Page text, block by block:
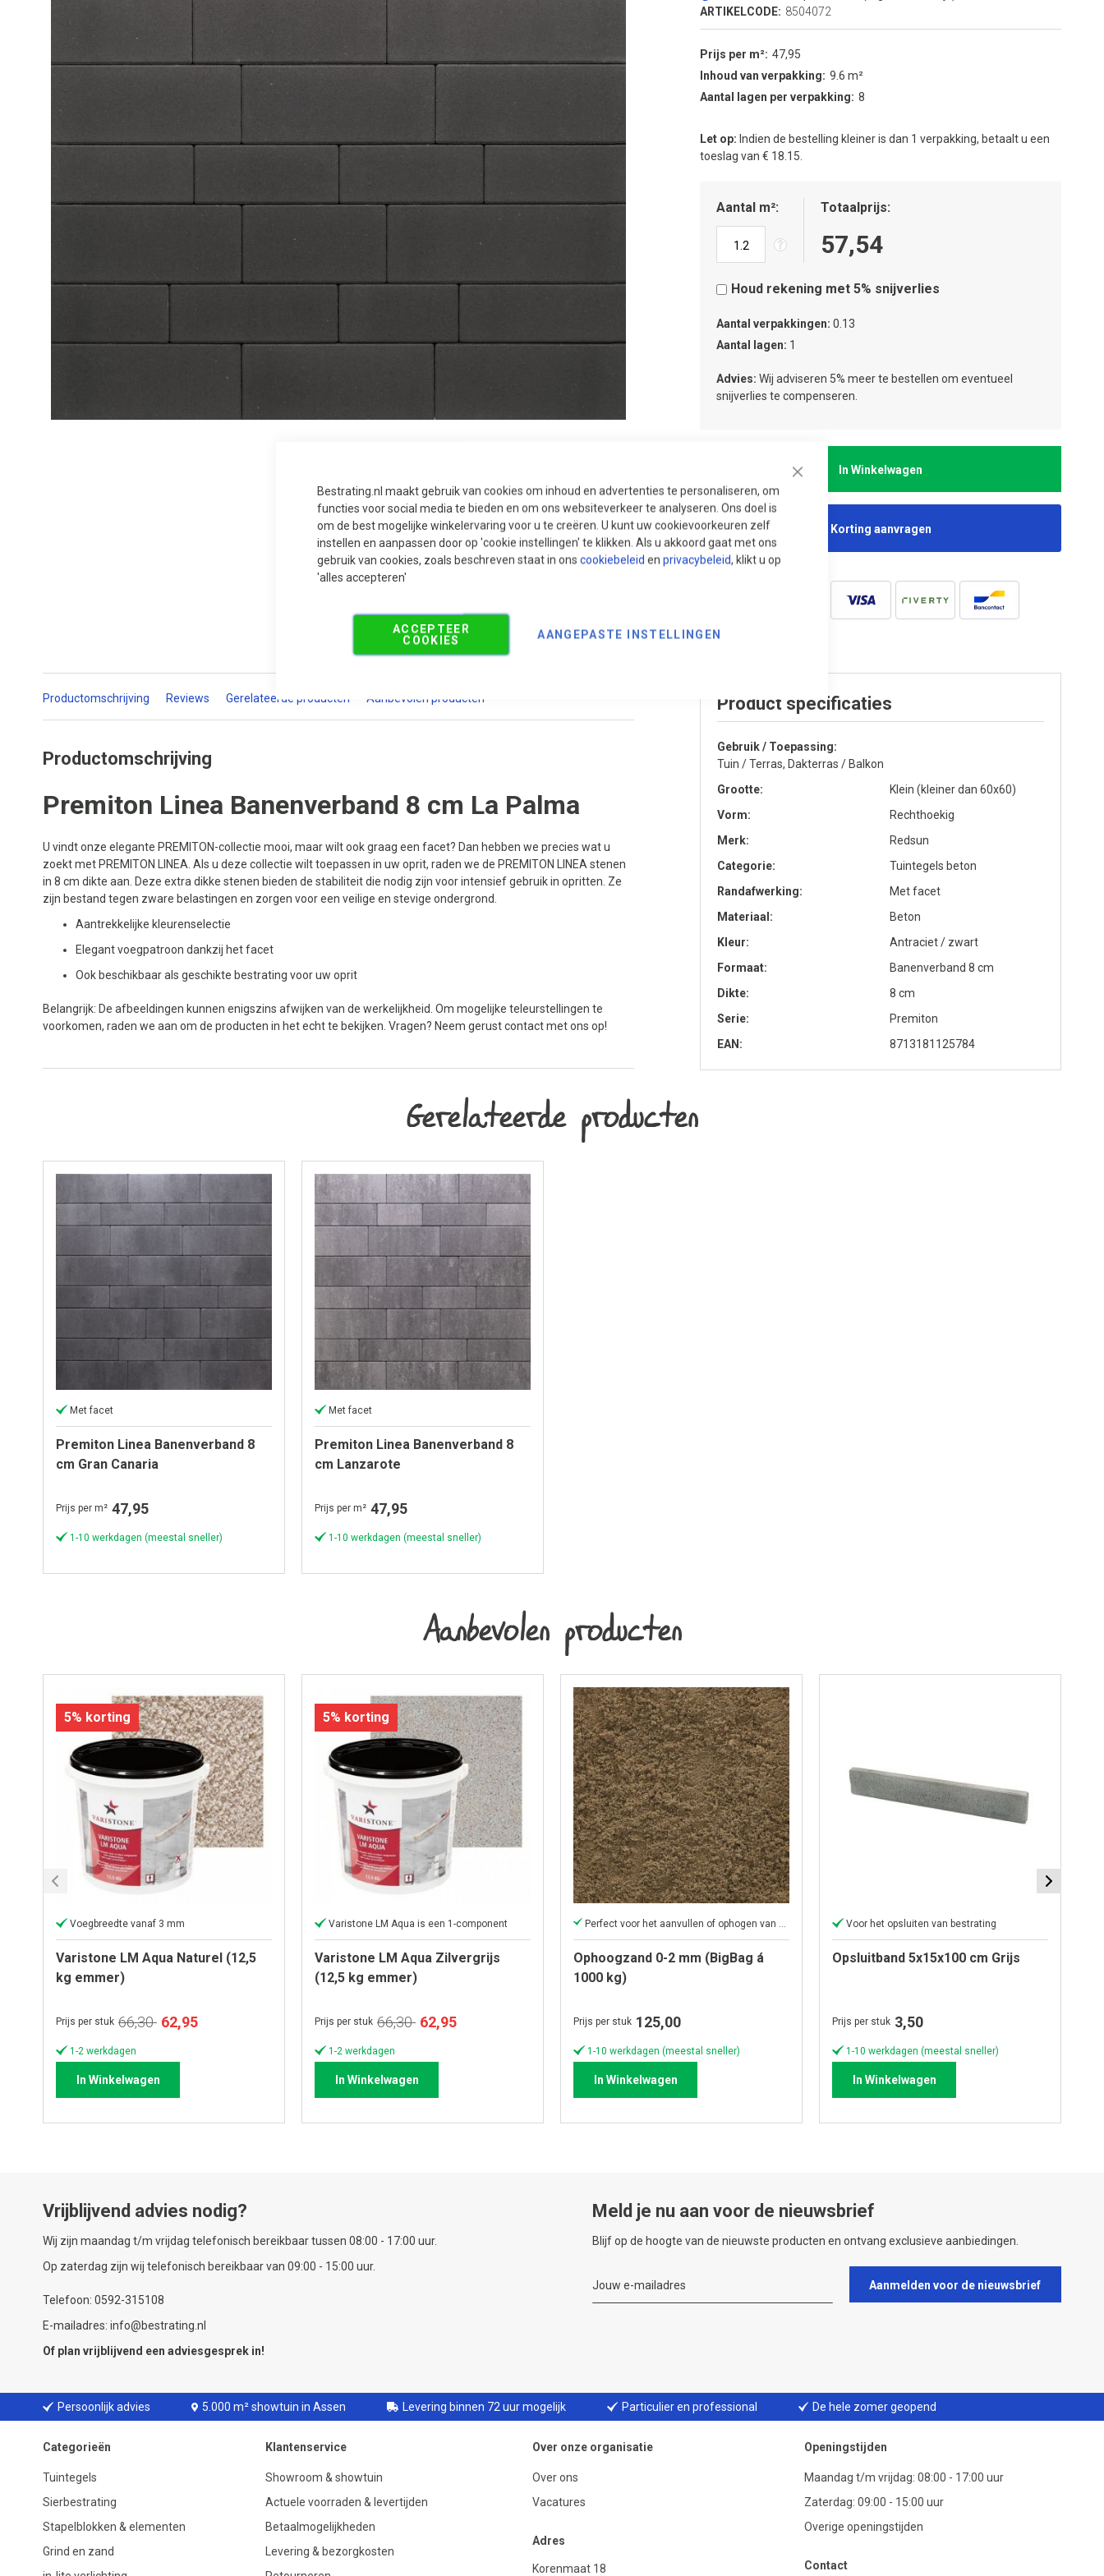
Bestrating.nl maakt gebruik van cookies om inhoud en advertenties te personaliseren, om
functies voor social media te bieden en om ons websiteverkeer te analyseren. Ons doel is
om de best mogelijke winkelervaring voor u te creëren. U kunt uw cookievoorkeuren zelf
instellen en aanpassen door op 'cookie instellingen' te klikken. Als u akkoord gaat met ons
gebruik van cookies, zoals beschreven staat in ons cookiebeleid en privacybeleid, klikt u op
'alles accepteren'
ACCEPTEER
COOKIES
AANGEPASTE INSTELLINGEN
ARTIKELCODE: 8504072
Prijs per m² 47,95
Inhoud van verpakking
9.6 m²
Aantal lagen per verpakking
8
Let op: Indien de bestelling kleiner is dan 1 verpakking, betaalt u een
toeslag van € 18.15.
Aantal m² Totaalprijs
57,54
Houd rekening met 5% snijverlies
Aantal verpakkingen 0.13
Aantal lagen 1
Advies: Wij adviseren 5% meer te bestellen om eventueel
snijverlies te compenseren.
In Winkelwagen
Korting aanvragen
Productomschrijving Reviews Gerelateerde producten Aanbevolen producten
Productomschrijving
Premiton Linea Banenverband 8 cm La Palma
U vindt onze elegante PREMITON-collectie mooi, maar wilt ook graag een facet? Dan hebben we precies wat u
zoekt met PREMITON LINEA. Als u deze collectie wilt toepassen in uw oprit, raden we de PREMITON LINEA stenen
in 8 cm dikte aan. Deze extra dikke stenen bieden de stabiliteit die nodig zijn voor intensief gebruik in opritten. Ze
zijn bestand tegen zware belastingen en zorgen voor een veilige en stevige ondergrond.
Aantrekkelijke kleurenselectie
Elegant voegpatroon dankzij het facet
Ook beschikbaar als geschikte bestrating voor uw oprit
Belangrijk: De afbeeldingen kunnen enigszins afwijken van de werkelijkheid. Om mogelijke teleurstellingen te
voorkomen, raden we aan om de producten in het echt te bekijken. Vragen? Neem gerust contact met ons op!
Product specificaties
Gebruik / Toepassing
Tuin / Terras, Dakterras / Balkon
Grootte
Klein (kleiner dan 60x60)
Vorm
Rechthoekig
Merk
Redsun
Categorie
Tuintegels beton
Randafwerking
Met facet
Materiaal
Beton
Kleur
Antraciet / zwart
Formaat
Banenverband 8 cm
Dikte
8 cm
Serie
Premiton
EAN
8713181125784
Gerelateerde producten
Met facet
Premiton Linea Banenverband 8
cm Gran Canaria
Prijs per m² 47,95
1-10 werkdagen (meestal sneller)
Met facet
Premiton Linea Banenverband 8
cm Lanzarote
Prijs per m² 47,95
1-10 werkdagen (meestal sneller)
Aanbevolen producten
5% korting
Voegbreedte vanaf 3 mm
Varistone LM Aqua Naturel (12,5
kg emmer)
Prijs per stuk 66,30 Speciale
62,95
1-2 werkdagen
In Winkelwagen
5% korting
Varistone LM Aqua is een 1-component
Varistone LM Aqua Zilvergrijs
(12,5 kg emmer)
Prijs per stuk 66,30 Speciale
62,95
1-2 werkdagen
In Winkelwagen
Ophoogzand 0-2 mm (BigBag á
1000 kg)
Prijs per stuk 125,00
1-10 werkdagen (meestal sneller)
In Winkelwagen
Voor het opsluiten van bestrating
Opsluitband 5x15x100 cm Grijs
Prijs per stuk 3,50
1-10 werkdagen (meestal sneller)
In Winkelwagen
Vrijblijvend advies nodig?
Wij zijn maandag t/m vrijdag telefonisch bereikbaar tussen 08:00 - 17:00 uur.
Op zaterdag zijn wij telefonisch bereikbaar van 09:00 - 15:00 uur.
Telefoon: 0592-315108
E-mailadres: info@bestrating.nl
Of plan vrijblijvend een adviesgesprek in!
Meld je nu aan voor de nieuwsbrief
Blijf op de hoogte van de nieuwste producten en ontvang exclusieve aanbiedingen.
Aanmelden voor de nieuwsbrief
Persoonlijk advies 5.000 m² showtuin in Assen Levering binnen 72 uur mogelijk Particulier en professional De hele zomer geopend
Categorieën
Tuintegels
Sierbestrating
Stapelblokken & elementen
Grind en zand
Klantenservice
Showroom & showtuin
Actuele voorraden & levertijden
Betaalmogelijkheden
Levering & bezorgkosten
Over onze organisatie
Over ons
Vacatures
Adres
Korenmaat 18
Openingstijden
Maandag t/m vrijdag: 08:00 - 17:00 uur
Zaterdag: 09:00 - 15:00 uur
Overige openingstijden
Contact